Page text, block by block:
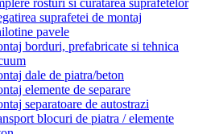
rosturi si curatarea suprafetelor
suprafetei de montaj
pavele
borduri, prefabricate si tehnica
dale de piatra/beton
elemente de separare
separatoare de autostrazi
blocuri de piatra / elemente